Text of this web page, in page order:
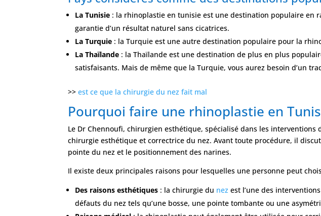
La Tunisie : la rhinoplastie en tunisie est une destination populaire en
garantie d’un résultat naturel sans cicatrices.
La Turquie : la Turquie est une autre destination populaire pour la
La Thaïlande : la Thaïlande est une destination de plus en plus
satisfaisants. Mais de même que la Turquie, vous aurez besoin d’un
>>est ce que la chirurgie du nez fait mal
Pourquoi faire une rhinoplastie en
Le Dr Chennoufi, chirurgien esthétique, spécialisé dans les
chirurgie esthétique et correctrice du nez. Avant toute procédure, il
pointe du nez et le positionnement des narines.
Il existe deux principales raisons pour lesquelles une personne peut
Des raisons esthétiques : la chirurgie du nez est l’une des
défauts du nez tels qu’une bosse, une pointe tombante ou une